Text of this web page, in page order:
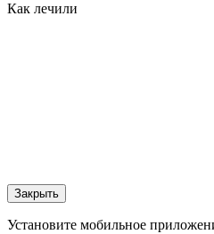
Как лечили
Закрыть
Установите мобильное